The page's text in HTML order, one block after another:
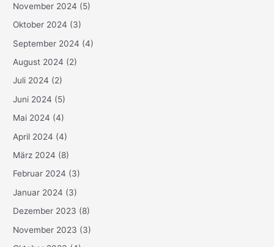
November 2024 (5)
Oktober 2024 (3)
September 2024 (4)
August 2024 (2)
Juli 2024 (2)
Juni 2024 (5)
Mai 2024 (4)
April 2024 (4)
März 2024 (8)
Februar 2024 (3)
Januar 2024 (3)
Dezember 2023 (8)
November 2023 (3)